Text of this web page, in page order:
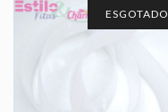
ESGOTADO